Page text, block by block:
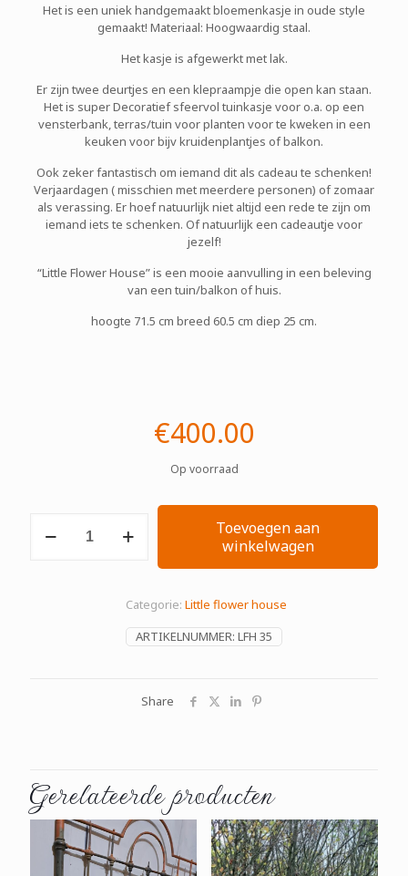
Het is een uniek handgemaakt bloemenkasje in oude style
gemaakt! Materiaal: Hoogwaardig staal.
Het kasje is afgewerkt met lak.
Er zijn twee deurtjes en een klepraampje die open kan staan.
Het is super Decoratief sfeervol tuinkasje voor o.a. op een
vensterbank, terras/tuin voor planten voor te kweken in een
keuken voor bijv kruidenplantjes of balkon.
Ook zeker fantastisch om iemand dit als cadeau te schenken!
Verjaardagen ( misschien met meerdere personen) of zomaar
als verassing. Er hoef natuurlijk niet altijd een rede te zijn om
iemand iets te schenken. Of natuurlijk een cadeautje voor
jezelf!
“Little Flower House” is een mooie aanvulling in een beleving
van een tuin/balkon of huis.
hoogte 71.5 cm breed 60.5 cm diep 25 cm.
€400.00
Op voorraad
flower
Toevoegen aan
winkelwagen
ARTIKELNUMMER: LFH 35
Categorie: Little flower house
Share
Gerelateerde producten